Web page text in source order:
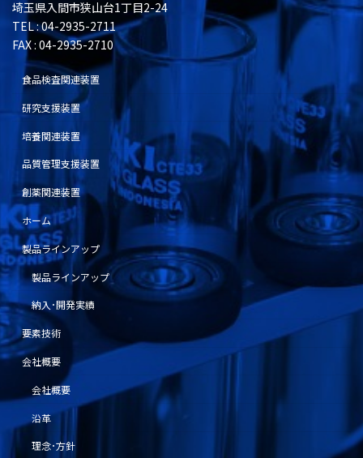
埼玉県入間市狭山台1丁目2-24
TEL : 04-2935-2711
FAX : 04-2935-2710
食品検査関連装置
研究支援装置
培養関連装置
品質管理支援装置
創薬関連装置
ホーム
製品ラインアップ
製品ラインアップ
納入･開発実績
要素技術
会社概要
会社概要
沿革
理念･方針